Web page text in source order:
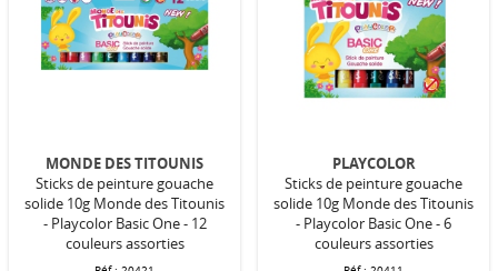
MONDE DES TITOUNIS
Sticks de peinture gouache
solide 10g Monde des Titounis
- Playcolor Basic One - 12
couleurs assorties
PLAYCOLOR
Sticks de peinture gouache
solide 10g Monde des Titounis
- Playcolor Basic One - 6
couleurs assorties